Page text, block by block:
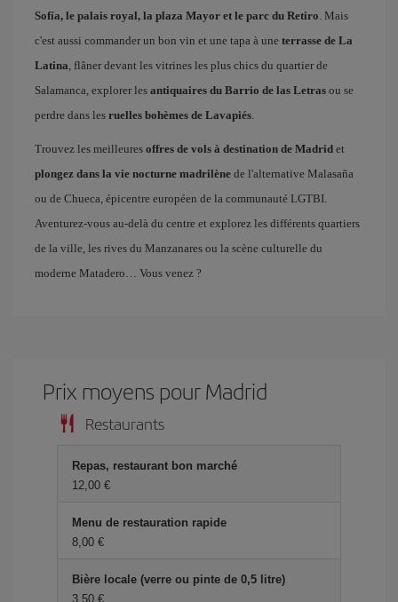
Sofía, le palais royal, la plaza Mayor et le parc du Retiro. Mais
c'est aussi commander un bon vin et une tapa à une terrasse de La
Latina, flâner devant les vitrines les plus chics du quartier de
Salamanca, explorer les antiquaires du Barrio de las Letras ou se
perdre dans les ruelles bohèmes de Lavapiés.
Trouvez les meilleures offres de vols à destination de Madrid et
plongez dans la vie nocturne madrilène de l'alternative Malasaña
ou de Chueca, épicentre européen de la communauté LGTBI.
Aventurez-vous au-delà du centre et explorez les différents quartiers
de la ville, les rives du Manzanares ou la scène culturelle du
moderne Matadero… Vous venez ?
Prix ​​moyens pour Madrid
Restaurants
Repas, restaurant bon marché
12,00 €
Menu de restauration rapide
8,00 €
Bière locale (verre ou pinte de 0,5 litre)
3,50 €